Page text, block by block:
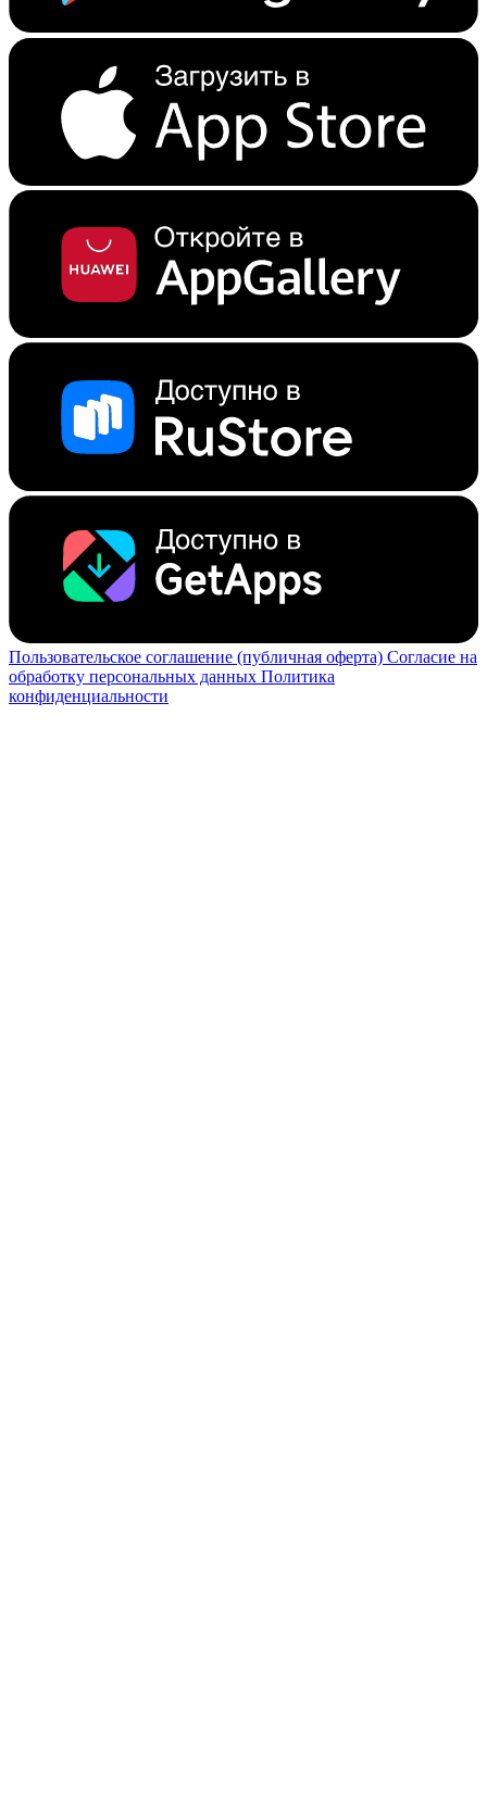
Пользовательское соглашение (публичная оферта) Согласие на
обработку персональных данных Политика
конфиденциальности